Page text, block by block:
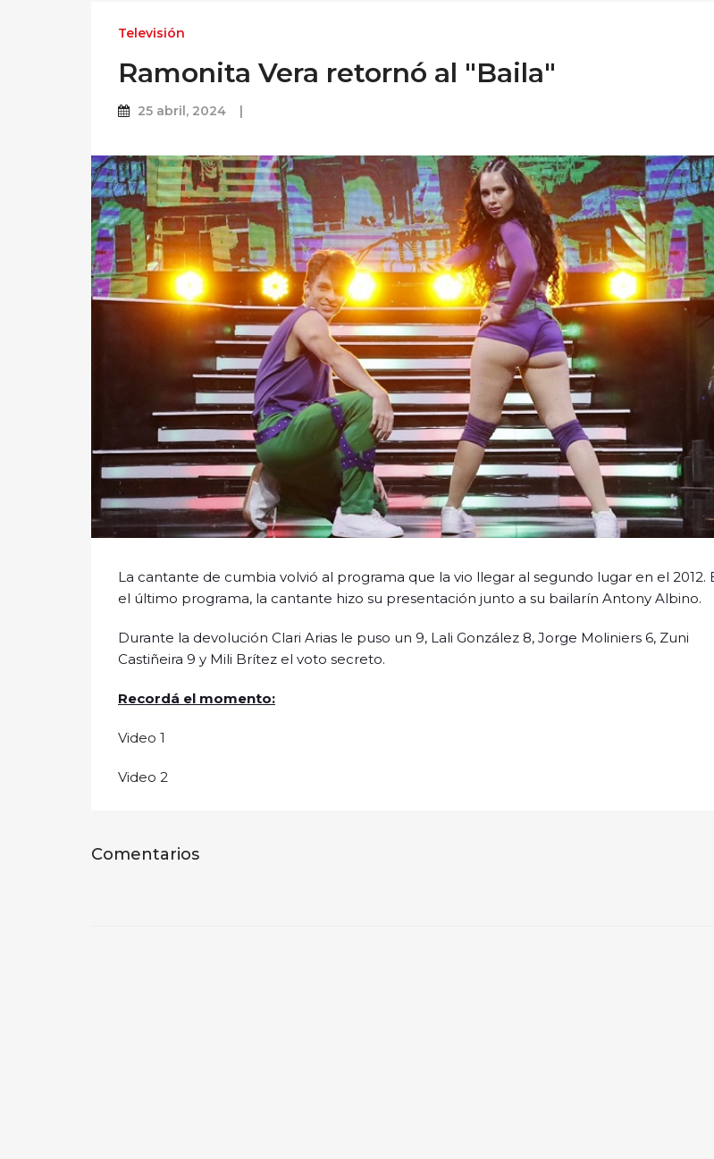
Televisión
Ramonita Vera retornó al "Baila"
25 abril, 2024
La cantante de cumbia volvió al programa que la vio llegar al segundo lugar en el 2012.
el último programa, la cantante hizo su presentación junto a su bailarín Antony Albino.
Durante la devolución Clari Arias le puso un 9, Lali González 8, Jorge Moliniers 6, Zuni
Castiñeira 9 y Mili Brítez el voto secreto.
Recordá el momento:
Video 1
Video 2
Comentarios